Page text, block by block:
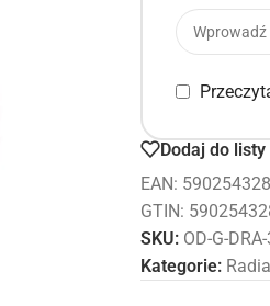
Dodaj do listy
EAN:
GTIN:
SKU: OD-G-
Kategorie: Radia